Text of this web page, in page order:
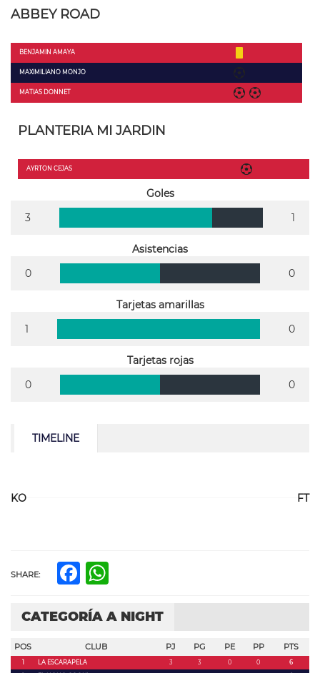
ABBEY ROAD
BENJAMIN AMAYA
MAXIMILIANO MONJO
MATIAS DONNET
PLANTERIA MI JARDIN
AYRTON CEJAS
Goles
3
1
Asistencias
0
0
Tarjetas amarillas
1
0
Tarjetas rojas
0
0
TIMELINE
KO FT
SHARE: Facebook
CATEGORÍA A NIGHT
POS CLUB PJ PG PE PP PTS
1 LA ESCARAPELA 3 3 0 0
6